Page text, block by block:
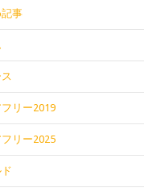
事
リー2019
リー2025